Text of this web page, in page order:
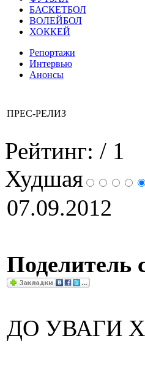
БАСКЕТБОЛ
ВОЛЕЙБОЛ
ХОККЕЙ
Репортажи
Интервью
Анонсы
ПРЕС-РЕЛИЗ
Рейтинг: / 1
Худшая
07.09.2012
Поделитель
ДО УВАГИ